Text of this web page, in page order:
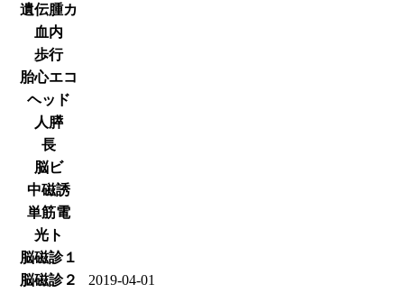
遺伝腫カ
血内
歩行
胎心エコ
ヘッド
人膵
長
脳ビ
中磁誘
単筋電
光ト
脳磁診１
脳磁診２
2019-04-01